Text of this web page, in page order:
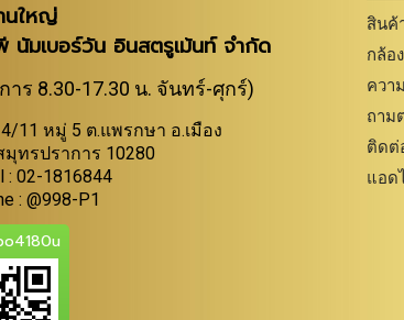
นใหญ่
นัมเบอร์วัน อินสตรูเม้นท์ จำกัด
าร 8.30-17.30 น. จันทร์-ศุกร์)
11 หมู่ 5 ต.แพรกษา อ.เมือง
มุทรปราการ 10280
: 02-1816844
: @998-P1
สินค้
กล้อ
ควา
ถาม
ติดต่
แอด